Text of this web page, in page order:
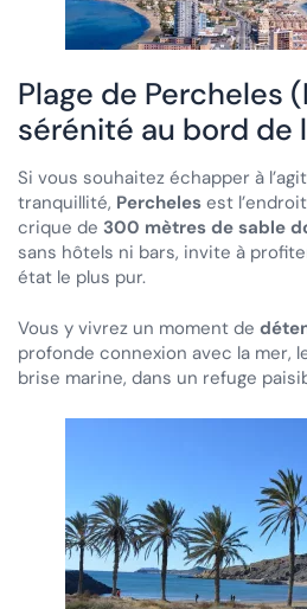
Plage de Percheles
sérénité au bord de
Si vous souhaitez échapper à
tranquillité, Percheles est
crique de 300 mètres de sable
sans hôtels ni bars, invite à
état le plus pur.
Vous y vivrez un moment de
profonde connexion avec la mer,
brise marine, dans un refuge